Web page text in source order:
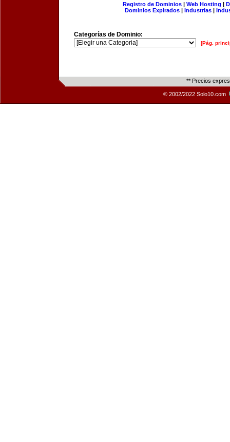
Registro de Dominios| Web Hosting |
Dominios Expirados | Industrias |
Categorías de Dominio:
[Pág.
** Precios
© 2002/2022 Solo10.com